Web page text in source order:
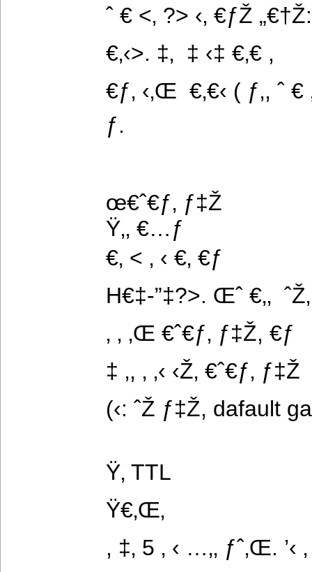
ˆ € <‚ ?> ‹‚ €ƒŽ
€‚‹>. ‡‚  ‡ ‹‡ €‚€ ,
€ƒ‚ ‹‚Œ  €‚€‹ ( ƒ‚, ˆ
ƒ.
œ€ˆ€ƒ‚ ƒ‡Ž
Ÿ‚‚ €…ƒ
€‚ < ‚ ‹ €‚ €ƒ
H€‡-”‡?>. Œˆ €‚‚ 
‚ ‚ ‚Œ €ˆ€ƒ‚ ƒ‡Ž, €ƒ  
‡ ‚, ‚ ‚‹ ‹Ž‚ €ˆ€ƒ‚ ƒ‡Ž
(‹: ˆŽ ƒ‡Ž, dafault
Ÿ‚ TTL
Ÿ€‚Œ‚
, ‡‚ 5 ‚ ‹ …‚‚ ƒˆ‚Œ. ’‹